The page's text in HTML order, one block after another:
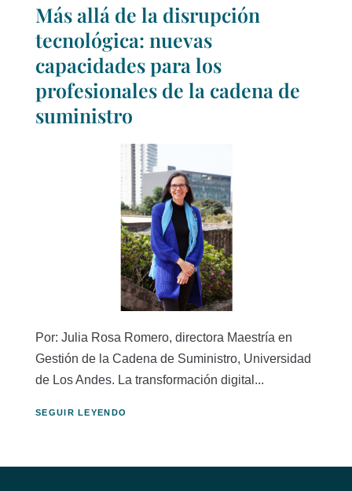
Más allá de la disrupción
tecnológica: nuevas
capacidades para los
profesionales de la cadena de
suministro
Por: Julia Rosa Romero, directora Maestría en
Gestión de la Cadena de Suministro, Universidad
de Los Andes. La transformación digital...
SEGUIR LEYENDO